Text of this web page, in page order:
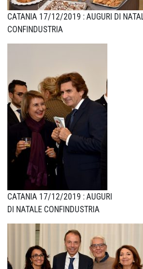
CATANIA 17/12/2019 : AUGURI DI
CONFINDUSTRIA
CATANIA 17/12/2019 : AUGURI
DI NATALE CONFINDUSTRIA